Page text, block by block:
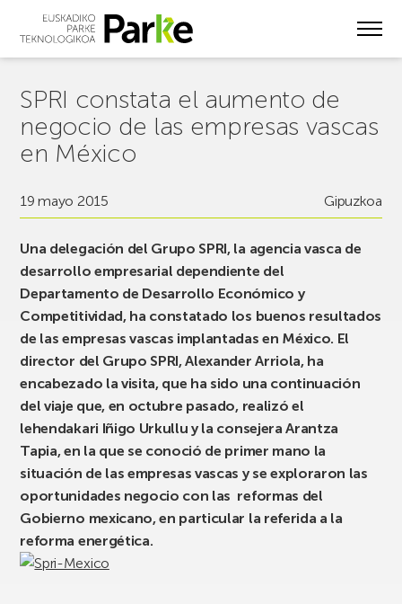
SPRI constata el aumento de
negocio de las empresas vascas
en México
19 mayo 2015 Gipuzkoa
Una delegación del Grupo SPRI, la agencia vasca de
desarrollo empresarial dependiente del
Departamento de Desarrollo Económico y
Competitividad, ha constatado los buenos resultados
de las empresas vascas implantadas en México. El
director del Grupo SPRI, Alexander Arriola, ha
encabezado la visita, que ha sido una continuación
del viaje que, en octubre pasado, realizó el
lehendakari Iñigo Urkullu y la consejera Arantza
Tapia, en la que se conoció de primer mano la
situación de las empresas vascas y se exploraron las
oportunidades negocio con las reformas del
Gobierno mexicano, en particular la referida a la
reforma energética.